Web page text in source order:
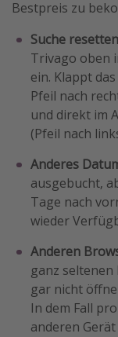
Bestpreis zu
Suche
Trivago oben
ein. Klappt
Pfeil nach
und direkt im
(Pfeil nach
Anderes
ausgebucht,
Tage nach
wieder
Anderen
ganz seltenen
gar nicht
In dem Fall
anderen